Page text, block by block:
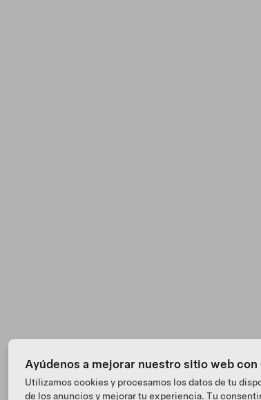
Ayúdenos a mejorar nuestro sitio web con
Utilizamos cookies y procesamos los datos de tu
de los anuncios y mejorar tu experiencia. Tu